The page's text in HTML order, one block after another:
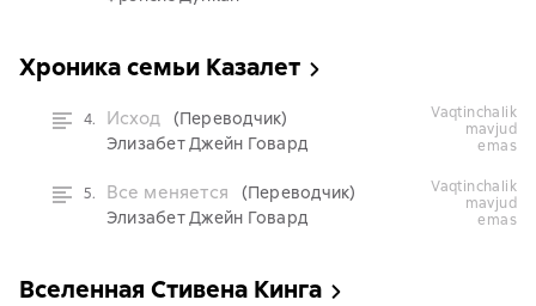
Хроника семьи Казалет
4. Исход
(Переводчик)
Элизабет Джейн Говард
vaqtinchalik
mavjud
emas
5. Все меняется
(Переводчик)
Элизабет Джейн Говард
vaqtinchalik
mavjud
emas
Вселенная Стивена Кинга